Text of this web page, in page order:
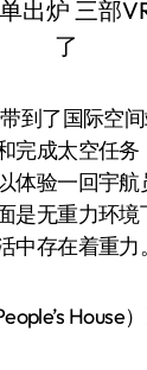
到了国际空
完成太空任
体验一回宇
是无重力环境
中存在着重力。
House）